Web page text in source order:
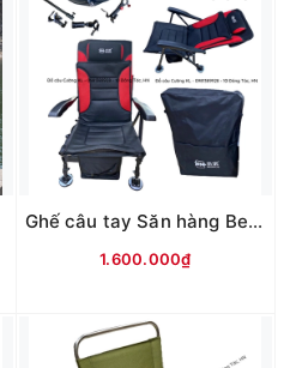
Ghế câu tay Săn hàng Bennuo Đen đỏ
1.600.000₫